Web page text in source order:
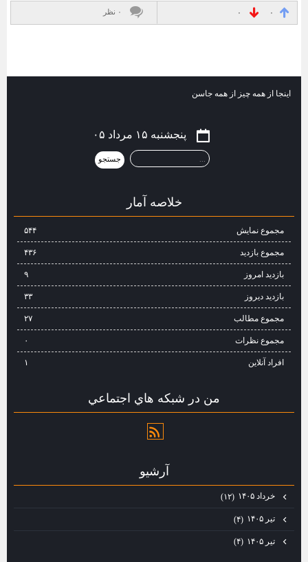
۰ ۰ ۰ نظر
اینجا از همه چیز از همه جاسن
پنجشنبه ۱۵ مرداد ۰۵
خلاصه آمار
مجموع نمایش‌ ۵۴۴
مجموع بازدید ۴۳۶
بازدید امروز ۹
بازدید دیروز ۳۳
مجموع مطالب ۲۷
مجموع نظرات ۰
افراد آنلاین ۱
من در شبكه هاي اجتماعي
آرشيو
خرداد ۱۴۰۵ (۱۲)
تیر ۱۴۰۵ (۴)
تیر ۱۴۰۵ (۴)